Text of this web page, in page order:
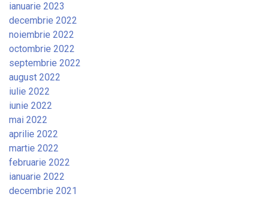
ianuarie 2023
decembrie 2022
noiembrie 2022
octombrie 2022
septembrie 2022
august 2022
iulie 2022
iunie 2022
mai 2022
aprilie 2022
martie 2022
februarie 2022
ianuarie 2022
decembrie 2021